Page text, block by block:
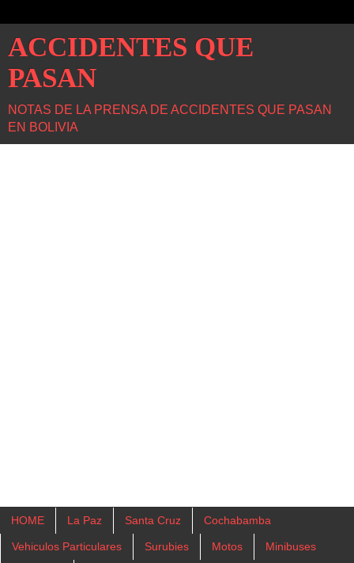
ACCIDENTES QUE
PASAN
NOTAS DE LA PRENSA DE ACCIDENTES QUE PASAN
EN BOLIVIA
HOME La Paz Santa Cruz Cochabamba
Vehiculos Particulares Surubies Motos Minibuses